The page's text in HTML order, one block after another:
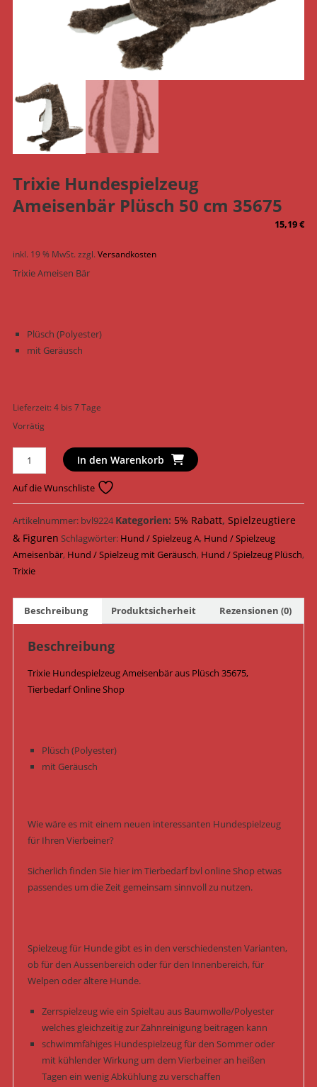
Trixie Hundespielzeug
Ameisenbär Plüsch 50 cm 35675
15,19€
inkl. 19 % MwSt. zzgl. Versandkosten
Trixie Ameisen Bär
Plüsch (Polyester)
mit Geräusch
Lieferzeit:4 bis 7 Tage
Vorrätig
Hundespielzeug
Ameisenbär
Plüsch
50
cm
35675
Menge
In den Warenkorb
Auf die Wunschliste
Artikelnummer: bvl9224 Kategorien: 5% Rabatt, Spielzeugtiere
& Figuren Schlagwörter: Hund / Spielzeug A, Hund / Spielzeug
Ameisenbär, Hund / Spielzeug mit Geräusch, Hund / Spielzeug Plüsch,
Trixie
Beschreibung Produktsicherheit Rezensionen (0)
Beschreibung
Trixie Hundespielzeug Ameisenbär aus Plüsch 35675,
Tierbedarf Online Shop
Plüsch (Polyester)
mit Geräusch
Wie wäre es mit einem neuen interessanten Hundespielzeug
für Ihren Vierbeiner?
Sicherlich finden Sie hier im Tierbedarf bvl online Shop etwas
passendes um die Zeit gemeinsam sinnvoll zu nutzen.
Spielzeug für Hunde gibt es in den verschiedensten Varianten,
ob für den Aussenbereich oder für den Innenbereich, für
Welpen oder ältere Hunde.
Zerrspielzeug wie ein Spieltau aus Baumwolle/Polyester
welches gleichzeitig zur Zahnreinigung beitragen kann
schwimmfähiges Hundespielzeug für den Sommer oder
mit kühlender Wirkung um dem Vierbeiner an heißen
Tagen ein wenig Abkühlung zu verschaffen